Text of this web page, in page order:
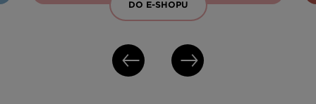
DO E-SHOPU